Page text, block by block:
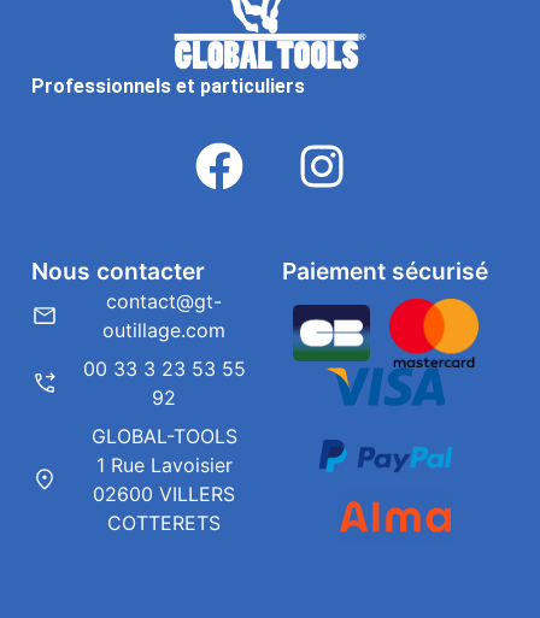
Professionnels et particuliers
Paiement sécurisé
Nous contacter
contact@gt-
outillage.com
00 33 3 23 53 55
92
GLOBAL-TOOLS
1 Rue Lavoisier
02600 VILLERS
COTTERETS